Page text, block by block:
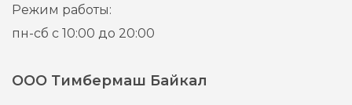
Режим работы:
пн-сб с 10:00 до 20:00
ООО Тимбермаш Байкал